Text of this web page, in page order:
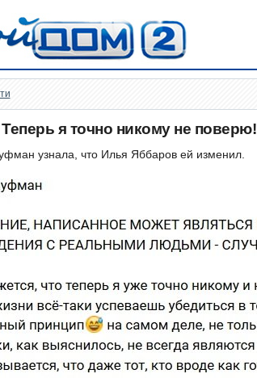
я точно никому не поверю!
узнала, что Илья Яббаров ей изменил.